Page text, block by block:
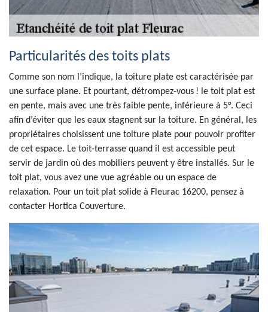
Particularités des toits plats
Comme son nom l’indique, la toiture plate est caractérisée par
une surface plane. Et pourtant, détrompez-vous ! le toit plat est
en pente, mais avec une très faible pente, inférieure à 5°. Ceci
afin d’éviter que les eaux stagnent sur la toiture. En général, les
propriétaires choisissent une toiture plate pour pouvoir profiter
de cet espace. Le toit-terrasse quand il est accessible peut
servir de jardin où des mobiliers peuvent y être installés. Sur le
toit plat, vous avez une vue agréable ou un espace de
relaxation. Pour un toit plat solide à Fleurac 16200, pensez à
contacter Hortica Couverture.